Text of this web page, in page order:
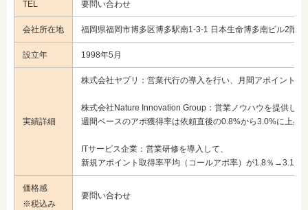
TEL 要問い合わせ
会社所在地 福岡県福岡市博多区博多駅南1-3-1 日本生命博多南ビル2階
設立年 1998年5月
実績詳細
株式会社ヤプリ：営業代行の導入を行い、月間アポイント獲
株式会社Nature Innovation Group：営業ノウハウを提供し、
週間ベースのアポ獲得率は依頼直後の0.8%から3.0%に上昇
ITサービス企業：営業研修を導入して、
新規アポイント取得率平均（コールアポ率）が1.8％→3.1％
価格感
※税込み
要問い合わせ